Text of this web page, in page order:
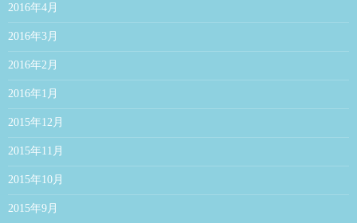
2016年4月
2016年3月
2016年2月
2016年1月
2015年12月
2015年11月
2015年10月
2015年9月